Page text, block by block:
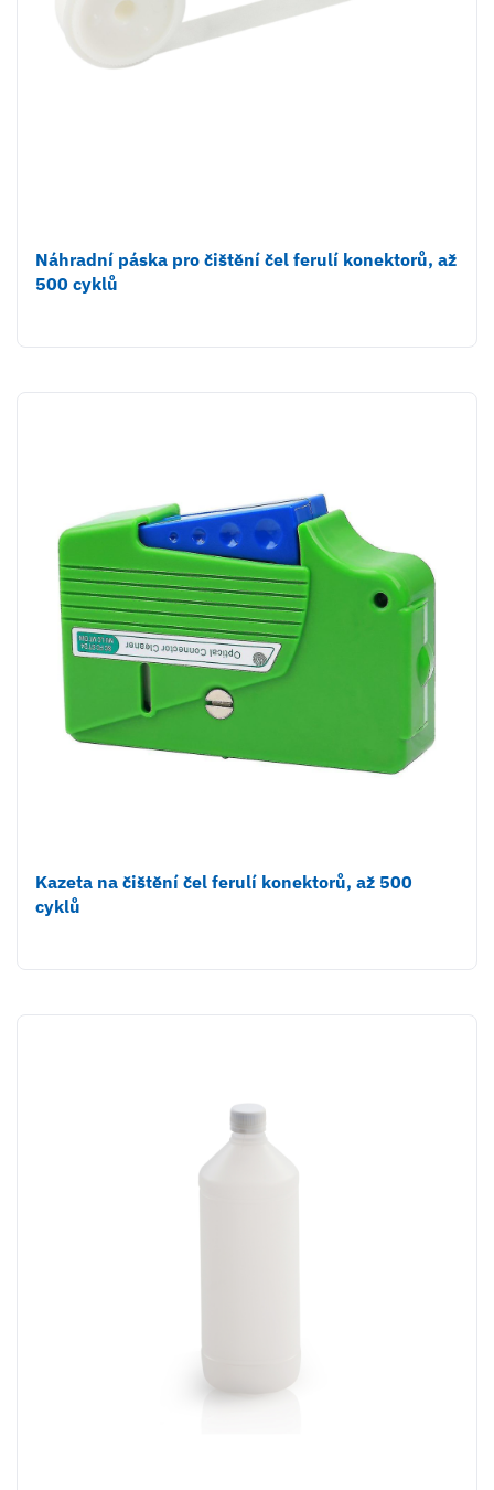
Náhradní páska pro čištění čel ferulí konektorů, až
500 cyklů
Kazeta na čištění čel ferulí konektorů, až 500
cyklů